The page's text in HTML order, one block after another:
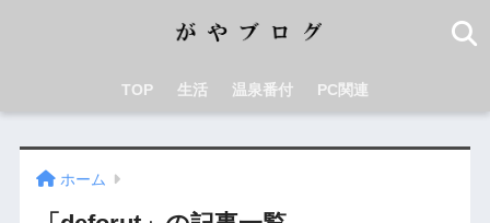
TOP 生活 温泉番付 PC関連
ホーム